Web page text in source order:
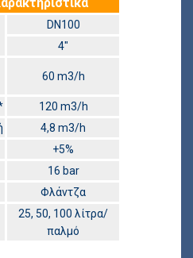
DN100
4″
60 m3/h
120 m3/h
4,8 m3/h
+5%
16 bar
Φλάντζα
25, 50, 100 λίτρα/
παλμό